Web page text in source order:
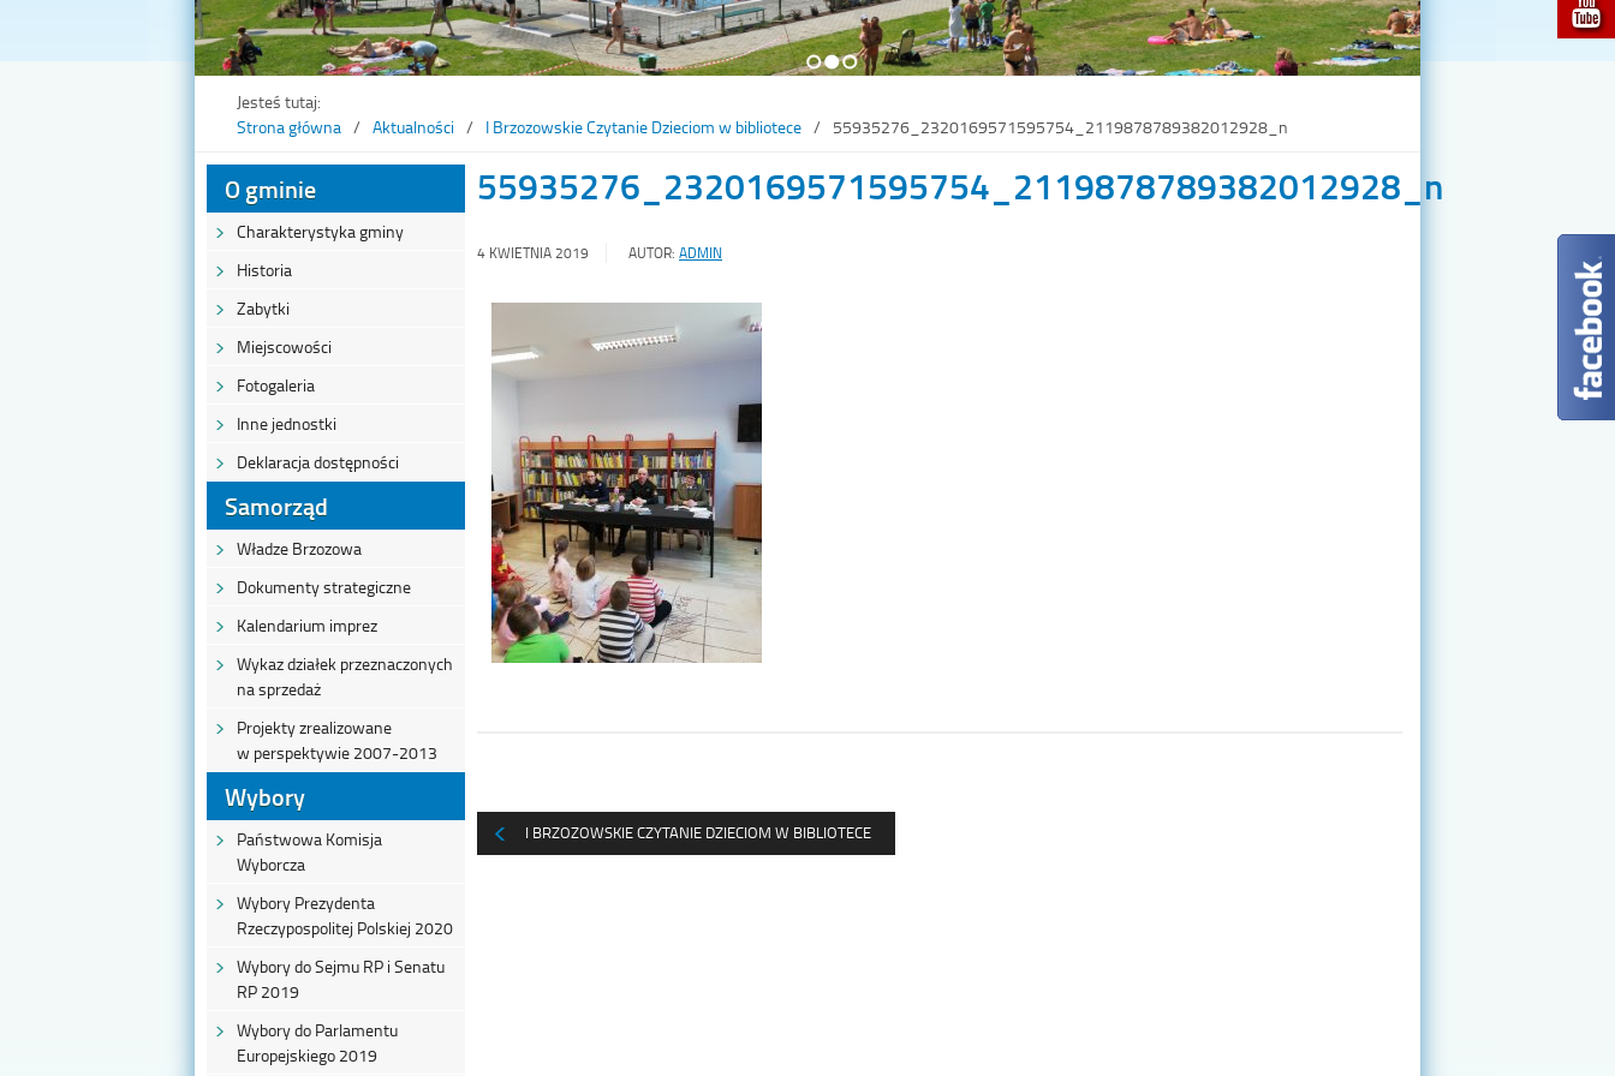
1 2 3
Jesteś tutaj:
Strona główna
Aktualności I Brzozowskie Czytanie Dzieciom w bibliotece 55935276_2320169571595754_2119878789382012928_n
O gminie
Charakterystyka gminy
Historia
Zabytki
Miejscowości
Fotogaleria
Inne jednostki
Deklaracja dostępności
Samorząd
Władze Brzozowa
Dokumenty strategiczne
Kalendarium imprez
Wykaz działek przeznaczonych
na sprzedaż
Projekty zrealizowane
w perspektywie 2007-2013
Wybory
Państwowa Komisja
Wyborcza
Wybory Prezydenta
Rzeczypospolitej Polskiej 2020
Wybory do Sejmu RP i Senatu
RP 2019
Wybory do Parlamentu
Europejskiego 2019
55935276_2320169571595754_2119878789382012928_n
4 KWIETNIA 2019 AUTOR: ADMIN
I BRZOZOWSKIE CZYTANIE DZIECIOM W BIBLIOTECE